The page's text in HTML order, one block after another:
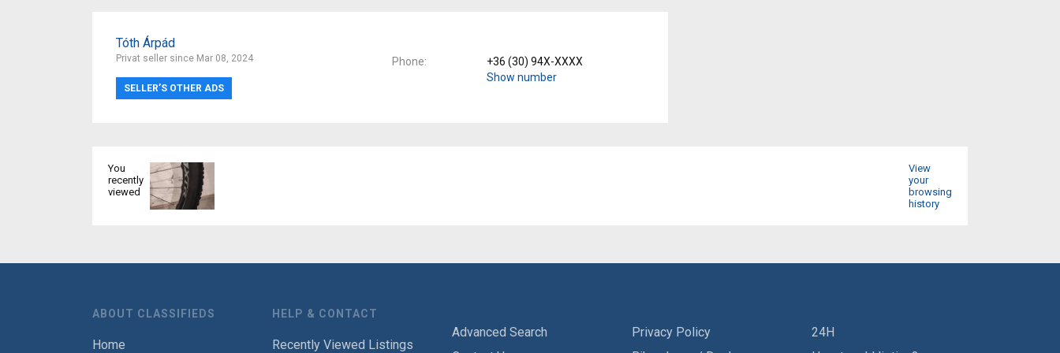
Tóth Árpád
Privat seller since Mar 08, 2024
SELLER’S OTHER ADS
Phone
+36 (30) 94X-XXXX
Show number
You
recently
viewed
View
your
browsing
history
ABOUT CLASSIFIEDS
Home
HELP & CONTACT
Recently Viewed Listings
Advanced Search
Privacy Policy
24H